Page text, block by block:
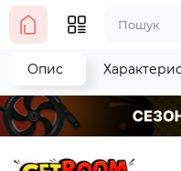
Опис